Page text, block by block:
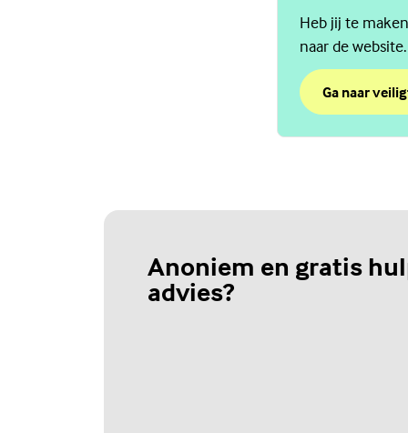
Heb jij te
naar de website.
Ga naar
over Chat
(Externe link)
Anoniem en gratis
advies?